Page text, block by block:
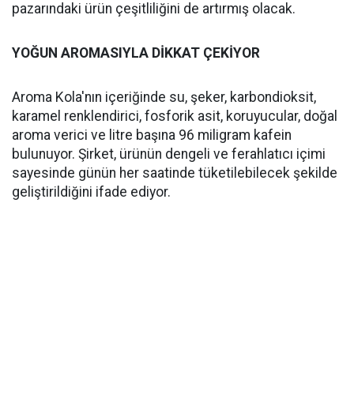
pazarındaki ürün çeşitliliğini de artırmış olacak.
YOĞUN AROMASIYLA DİKKAT ÇEKİYOR
Aroma Kola'nın içeriğinde su, şeker, karbondioksit,
karamel renklendirici, fosforik asit, koruyucular, doğal
aroma verici ve litre başına 96 miligram kafein
bulunuyor. Şirket, ürünün dengeli ve ferahlatıcı içimi
sayesinde günün her saatinde tüketilebilecek şekilde
geliştirildiğini ifade ediyor.